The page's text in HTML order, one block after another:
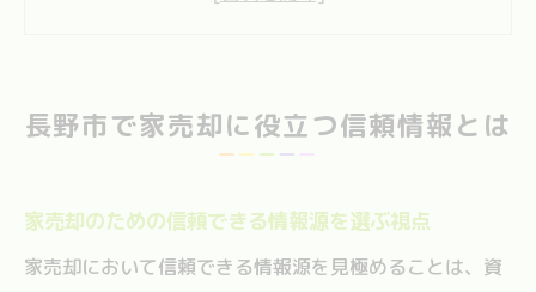
家売却時に重視したい公的データと民間メ
家売却の参考になる長野市の住宅地動向の
長野市で家売却に役立つ信頼情報とは
家売却のための信頼できる情報源を選ぶ視点
家売却において信頼できる情報源を見極めることは、資